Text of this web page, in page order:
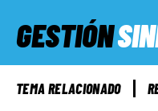
GESTIÓN
ACTUALIDAD
TEMA RELACIONADO